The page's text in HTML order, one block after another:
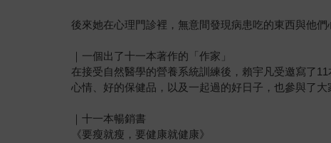
後來她在心理門診裡，無意間發現病患吃的東西與他
｜一個出了十一本著作的「作家」
在接受自然醫學的營養系統訓練後，賴宇凡受邀寫了
心情、好的保健品，以及一起過的好日子，也參與了大
｜十一本暢銷書
《要瘦就瘦，要健康就健康》